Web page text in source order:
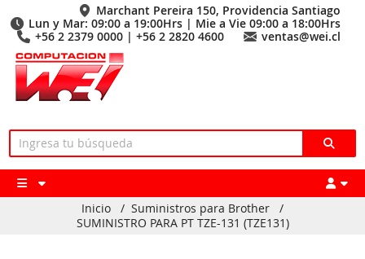
Marchant Pereira 150, Providencia Santiago
Lun y Mar: 09:00 a 19:00Hrs | Mie a Vie 09:00 a 18:00Hrs
+56 2 2379 0000 | +56 2 2820 4600
ventas@wei.cl
Inicio / Suministros para Brother
/
SUMINISTRO PARA PT TZE-131 (TZE131)